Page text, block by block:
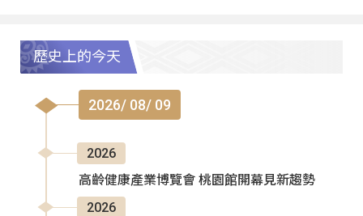
歷史上的今天
2026/ 08/ 09
2026
高齡健康產業博覽會 桃園館開幕見新趨勢
2026